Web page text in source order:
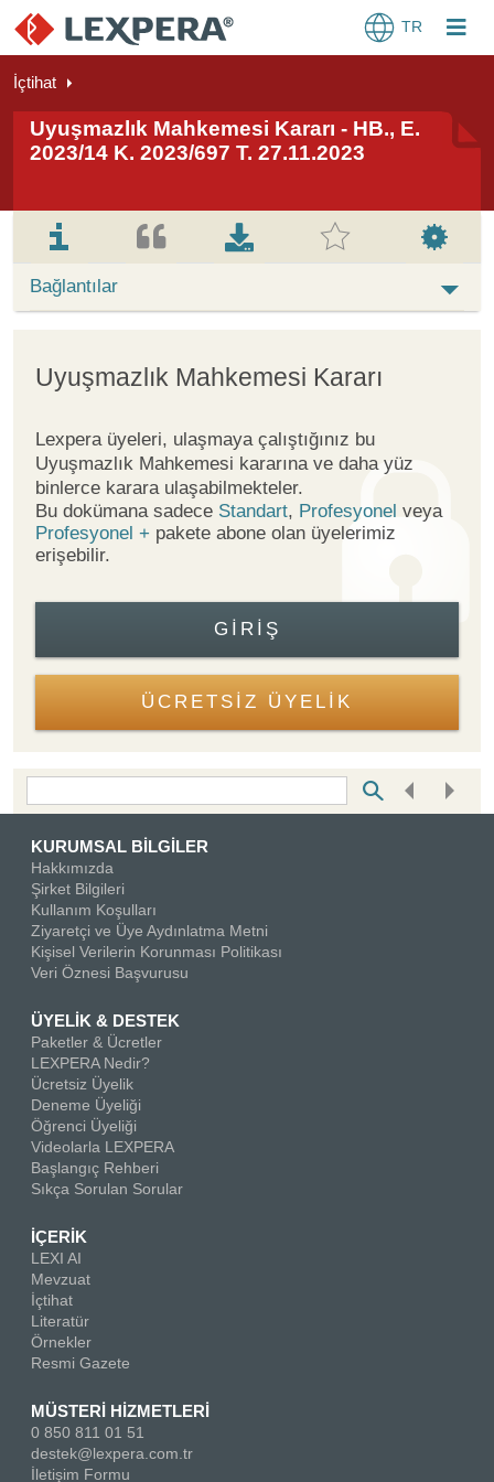
TR
İçtihat
Uyuşmazlık Mahkemesi Kararı - HB., E.
2023/14 K. 2023/697 T. 27.11.2023
Bağlantılar
Uyuşmazlık Mahkemesi Kararı
Lexpera üyeleri, ulaşmaya çalıştığınız bu
Uyuşmazlık Mahkemesi kararına ve daha yüz
binlerce karara ulaşabilmekteler.
Bu dokümana sadece Standart, Profesyonel veya
Profesyonel + pakete abone olan üyelerimiz
erişebilir.
GIRIŞ
ÜCRETSİZ ÜYELİK
KURUMSAL BİLGİLER
Hakkımızda
Şirket Bilgileri
Kullanım Koşulları
Ziyaretçi ve Üye Aydınlatma Metni
Kişisel Verilerin Korunması Politikası
Veri Öznesi Başvurusu
ÜYELİK & DESTEK
Paketler & Ücretler
LEXPERA Nedir?
Ücretsiz Üyelik
Deneme Üyeliği
Öğrenci Üyeliği
Videolarla LEXPERA
Başlangıç Rehberi
Sıkça Sorulan Sorular
İÇERİK
LEXI AI
Mevzuat
İçtihat
Literatür
Örnekler
Resmi Gazete
MÜSTERİ HİZMETLERİ
0 850 811 01 51
destek@lexpera.com.tr
İletişim Formu